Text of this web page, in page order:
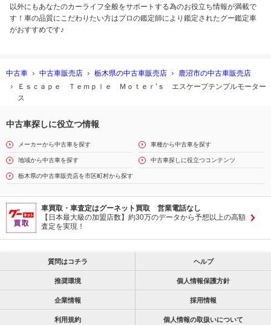
以外にもあなたのカーライフ全般をサポートする為のお役立ち情報が満載で
す！車の品質にこだわりたい方はプロの鑑定師により鑑定されたグー鑑定車
がおすすめです♪
中古車 中古車販売店 栃木県の中古車販売店
鹿沼市の中古車販売店
Ｅｓｃａｐｅ Ｔｅｍｐｌｅ Ｍｏｔｅｒ’ｓ エスケープテンプルモーター
ス
中古車探しに役立つ情報
メーカーから中古車を探す 車種から中古車を探す
地域から中古車を探す 中古車探しに役立つコンテンツ
栃木県の中古車販売店を市区町村から探す
車買取・車査定はグーネット買取 営業電話なし
【日本最大級の加盟店数】約30万のデータから予想以上の高額
査定を実現！
質問はコチラ ヘルプ
推奨環境 個人情報保護方針
企業情報 採用情報
利用規約 個人情報の取扱いについて